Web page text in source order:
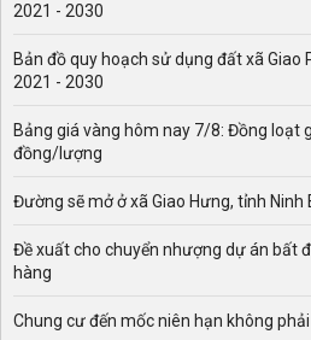
2021 - 2030
Bản đồ quy hoạch sử dụng đất xã Giao
2021 - 2030
Bảng giá vàng hôm nay 7/8: Đồng loạt
đồng/lượng
Đường sẽ mở ở xã Giao Hưng, tỉnh Ninh
Đề xuất cho chuyển nhượng dự án bất
hàng
Chung cư đến mốc niên hạn không